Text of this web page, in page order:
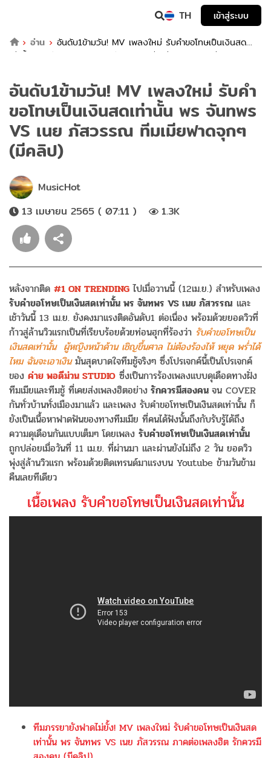
TH
เข้าสู่ระบบ
อ่าน
อันดับ1ข้ามวัน! MV เพลงใหม่ รับคำขอโทษเป็นเงินสด
เท่านั้น พร จันทพร VS เนย ภัสวรรณ ทีมเมียฟาดจุกๆ (มีคลิป)
อันดับ1ข้ามวัน! MV เพลงใหม่ รับคำ
ขอโทษเป็นเงินสดเท่านั้น พร จันทพร
VS เนย ภัสวรรณ ทีมเมียฟาดจุกๆ
(มีคลิป)
MusicHot
13 เมษายน 2565 ( 07:11 )
1.3K
หลังจากติด #1 ON TRENDING ไปเมื่อวานนี้ (12เม.ย.) สำหรับเพลง
รับคำขอโทษเป็นเงินสดเท่านั้น พร จันทพร VS เนย ภัสวรรณ และ
เช้าวันนี้ 13 เม.ย. ยังคงมาแรงติดอันดับ1 ต่อเนื่อง พร้อมด้วยยอดวิวที่
ก้าวสู่ล้านวิวแรกเป็นที่เรียบร้อยด้วยท่อนฮุกที่ร้องว่า รับคำขอโทษเป็น
เงินสดเท่านั้น ผู้หญิงหน้าด้าน เชิญขึ้นศาล ไม่ต้องร้องไห้ หยุด พร่ำได้
ไหม ฉันจะเอาเงินมันสุดบาดใจทีมชู้จริงๆ ซึ่งโปรเจกค์นี้เป็นโปรเจกค์
ของ ค่าย พอดีม่วน STUDIO ซึ่งเป็นการร้องเพลงแบบดุเดือดทางฝั่ง
ทีมเมียและทีมชู้ ที่เคยส่งเพลงฮิตอย่าง รักควรมีสองคน จน COVER
กันทั่วบ้านทั่งเมืองมาแล้ว และเพลง รับคำขอโทษเป็นเงินสดเท่านั้น ก็
ยังเป็นเนื้อหาฟาดฟันของทางทีมเมีย ที่คนได้ฟังนั้นถึงกับรับรู้ได้ถึง
ความดุเดือนกันแบบเต็มๆ โดยเพลง รับคำขอโทษเป็นเงินสดเท่านั้น
ถูกปล่อยเมื่อวันที่ 11 เม.ย. ที่ผ่านมา และผ่านยังไม่ถึง 2 วัน ยอดวิว
พุ่งสู่ล้านวิวแรก พร้อมด้วยติดเทรนด์มาแรงบน Youtube ข้ามวันข้าม
คืนเลยทีเดียว
เนื้อเพลง รับคำขอโทษเป็นเงินสดเท่านั้น
ทีมภรรยายังฟาดไม่ยั้ง! MV เพลงใหม่ รับคำขอโทษเป็นเงินสด
เท่านั้น พร จันทพร VS เนย ภัสวรรณ ภาคต่อเพลงฮิต รักควรมี